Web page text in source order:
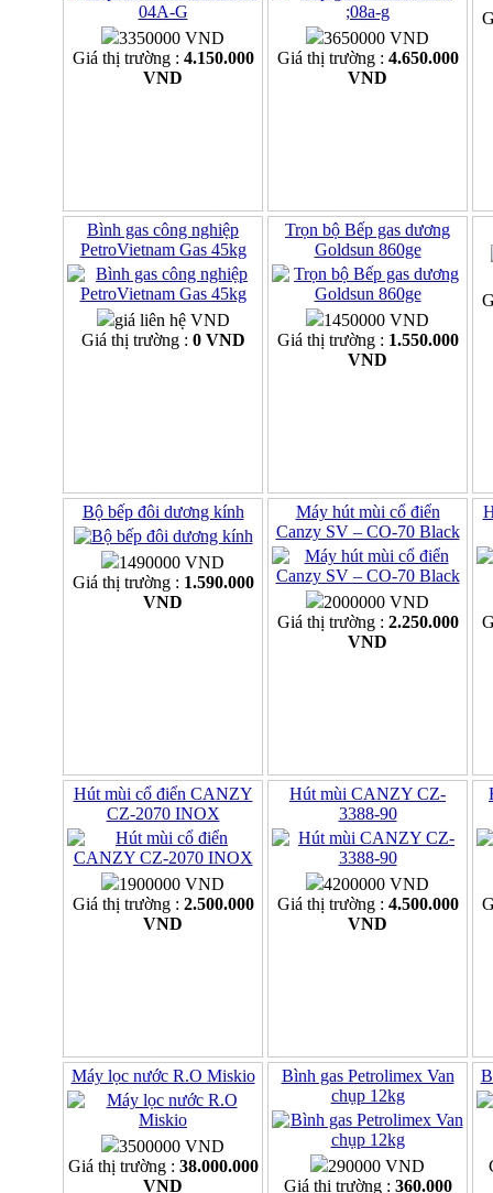
3350000 VND
Giá thị trường : 4.150.000
VND
3650000 VND
Giá thị trường : 4.650.000
VND
Bình gas công nghiệp
PetroVietnam Gas 45kg
giá liên hệ VND
Giá thị trường : 0 VND
Trọn bộ Bếp gas dương
Goldsun 860ge
1450000 VND
Giá thị trường : 1.550.000
VND
Bộ bếp đôi dương kính
1490000 VND
Giá thị trường : 1.590.000
VND
Máy hút mùi cổ điển
Canzy SV – CO-70 Black
2000000 VND
Giá thị trường : 2.250.000
VND
Hút mùi cổ điển CANZY
CZ-2070 INOX
1900000 VND
Giá thị trường : 2.500.000
VND
Hút mùi CANZY CZ-
3388-90
4200000 VND
Giá thị trường : 4.500.000
VND
Máy lọc nước R.O Miskio
3500000 VND
Giá thị trường : 38.000.000
VND
Bình gas Petrolimex Van
chụp 12kg
290000 VND
Giá thị trường : 360.000